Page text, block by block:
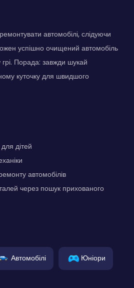
автомобілі, слідуючи
успішно очищений автомобіль
Порада: завжди шукай
куточку для швидшого
дітей
автомобілів
через пошук прихованого
Автомобілі Юніори